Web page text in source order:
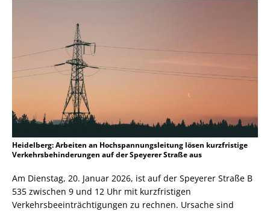
Heidelberg: Arbeiten an Hochspannungsleitung lösen kurzfristige
Verkehrsbehinderungen auf der Speyerer Straße aus
Am Dienstag, 20. Januar 2026, ist auf der Speyerer Straße B
535 zwischen 9 und 12 Uhr mit kurzfristigen
Verkehrsbeeinträchtigungen zu rechnen. Ursache sind